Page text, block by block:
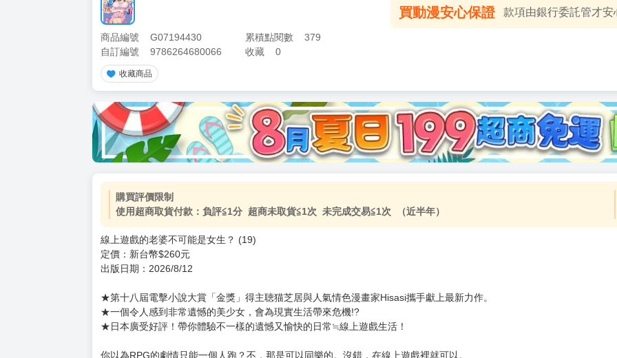
商品編號 G07194430 累積點閱數
379
自訂編號
9786264680066 收藏 0
收藏商品
買動漫安心保證 款項由銀行委託管才安
加價購 ( 共
(加購品) 買動漫★《$15元-加固紙箱包裝》
-
使用超商取貨付款：負評≦1分 超商未取貨≦1次 未完成交易≦1次 （近半年）